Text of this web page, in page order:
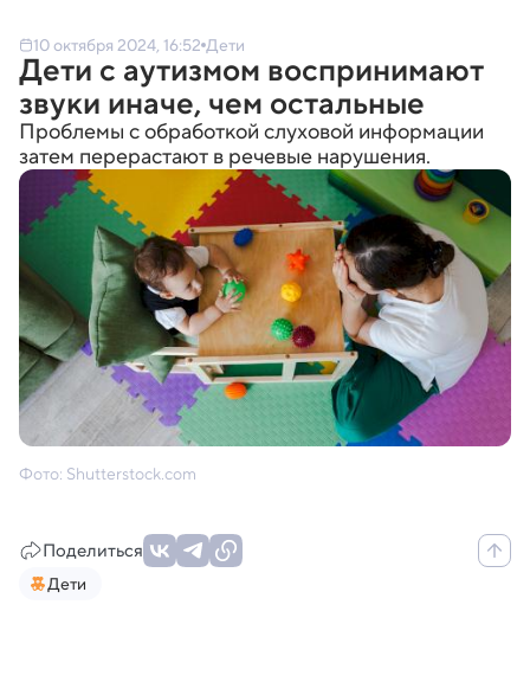
10 октября 2024, 16:52 Дети
Дети с аутизмом воспринимают
звуки иначе, чем остальные
Проблемы с обработкой слуховой информации
затем перерастают в речевые нарушения.
Фото: Shutterstock.com
Поделиться
Дети